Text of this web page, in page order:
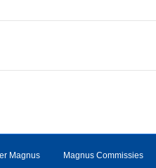
Magnus Magnus Commissies